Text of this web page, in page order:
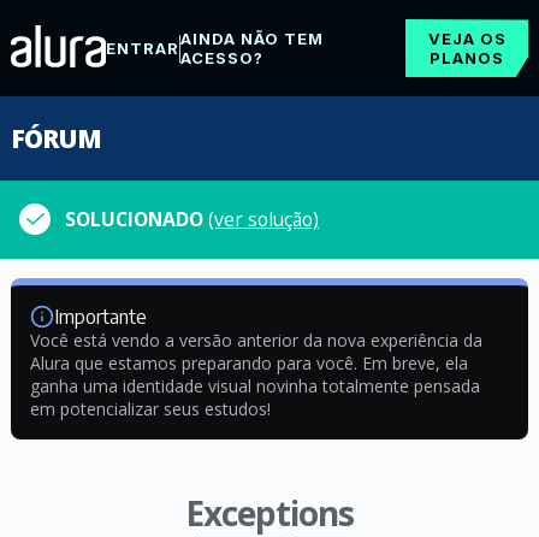
ENTRARAINDA NÃO TEM
ACESSO?
VEJA OS
PLANOS
FÓRUM
SOLUCIONADO(ver solução)
Importante
Você está vendo a versão anterior da nova experiência da
Alura que estamos preparando para você. Em breve, ela
ganha uma identidade visual novinha totalmente pensada
em potencializar seus estudos!
Exceptions